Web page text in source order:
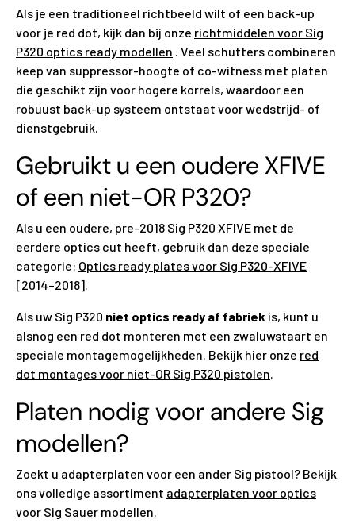
Als je een traditioneel richtbeeld wilt of een back-up
voor je red dot, kijk dan bij onze richtmiddelen voor Sig
P320 optics ready modellen . Veel schutters combineren
keep van suppressor-hoogte of co-witness met platen
die geschikt zijn voor hogere korrels, waardoor een
robuust back-up systeem ontstaat voor wedstrijd- of
dienstgebruik.
Gebruikt u een oudere XFIVE
of een niet-OR P320?
Als u een oudere, pre-2018 Sig P320 XFIVE met de
eerdere optics cut heeft, gebruik dan deze speciale
categorie: Optics ready plates voor Sig P320-XFIVE
[2014–2018].
Als uw Sig P320 niet optics ready af fabriek is, kunt u
alsnog een red dot monteren met een zwaluwstaart en
speciale montagemogelijkheden. Bekijk hier onze red
dot montages voor niet-OR Sig P320 pistolen.
Platen nodig voor andere Sig
modellen?
Zoekt u adapterplaten voor een ander Sig pistool? Bekijk
ons volledige assortiment adapterplaten voor optics
voor Sig Sauer modellen.